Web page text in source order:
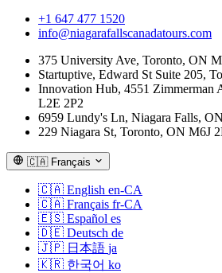
+1 647 477 1520
info@niagarafallscanadatours.com
375 University Ave, Toronto, ON
Startuptive, Edward St Suite 205,
Innovation Hub, 4551 Zimmerman
L2E 2P2
6959 Lundy's Ln, Niagara Falls,
229 Niagara St, Toronto, ON M6J
🇨🇦 Français
🇨🇦 English en-CA
🇨🇦 Français fr-CA
🇪🇸 Español es
🇩🇪 Deutsch de
🇯🇵 日本語 ja
🇰🇷 한국어 ko